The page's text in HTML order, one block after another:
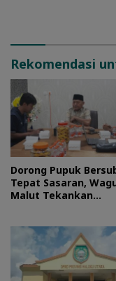
Rekomendasi
Dorong Pupuk
Tepat Sasaran,
Malut Tekankan